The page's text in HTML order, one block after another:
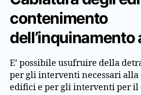
contenimento
E’ possibile usufruire della
per gli interventi necessari
edifici e per gli interventi per